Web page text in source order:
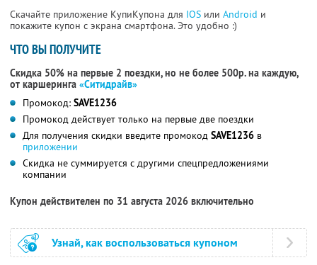
Скачайте приложение КупиКупона для IOS или Android и
покажите купон с экрана смартфона. Это удобно :)
ЧТО ВЫ ПОЛУЧИТЕ
Скидка 50% на первые 2 поездки, но не более 500р. на каждую,
от каршеринга «Ситидрайв»
Промокод: SAVE1236
Промокод действует только на первые две поездки
Для получения скидки введите промокод SAVE1236 в
приложении
Скидка не суммируется с другими спецпредложениями
компании
Купон действителен по 31 августа 2026 включительно
Узнай, как воспользоваться купоном